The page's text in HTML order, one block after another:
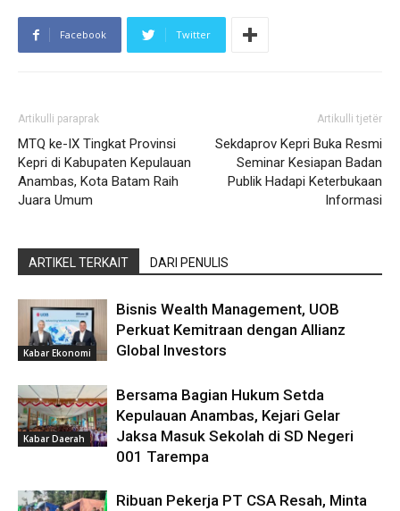
Facebook Twitter
Artikulli paraprak
MTQ ke-IX Tingkat Provinsi
Kepri di Kabupaten Kepulauan
Anambas, Kota Batam Raih
Juara Umum
Artikulli tjetër
Sekdaprov Kepri Buka Resmi
Seminar Kesiapan Badan
Publik Hadapi Keterbukaan
Informasi
ARTIKEL TERKAIT DARI PENULIS
Kabar Ekonomi
Bisnis Wealth Management, UOB
Perkuat Kemitraan dengan Allianz
Global Investors
Kabar Daerah
Bersama Bagian Hukum Setda
Kepulauan Anambas, Kejari Gelar
Jaksa Masuk Sekolah di SD Negeri
001 Tarempa
Ribuan Pekerja PT CSA Resah, Minta